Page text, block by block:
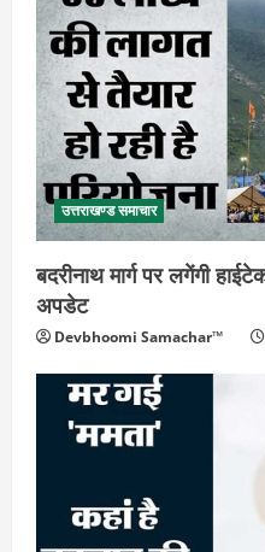
उत्तराखण्ड समाचार
बदरीनाथ मार्ग पर लगेंगी
अपडेट
Devbhoomi Samachar™